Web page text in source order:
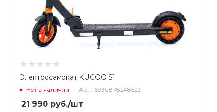
Электросамокат KUGOO S1
Нет в наличии Арт.: 6930878248522
21 990 руб./шт